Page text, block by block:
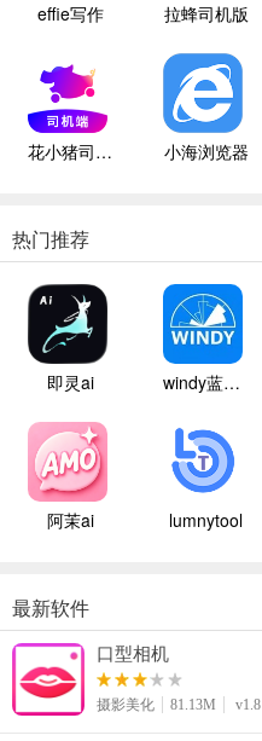
effie写作 拉蜂司机版
花小猪司机端 小海浏览器
热门推荐
即灵ai windy蓝色气象
阿茉ai lumnytool
最新软件
口型相机
摄影美化 81.13M v1.8